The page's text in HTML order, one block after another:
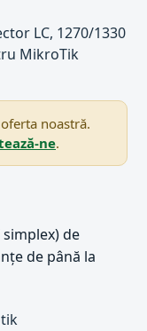
LC, 1270/1330
MikroTik
noastră.
ne.
de
de până la